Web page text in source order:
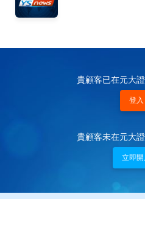
貴顧客已在元大
登入
貴顧客未在元大
立即開